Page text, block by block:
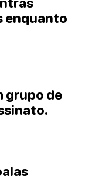
enquanto
grupo de